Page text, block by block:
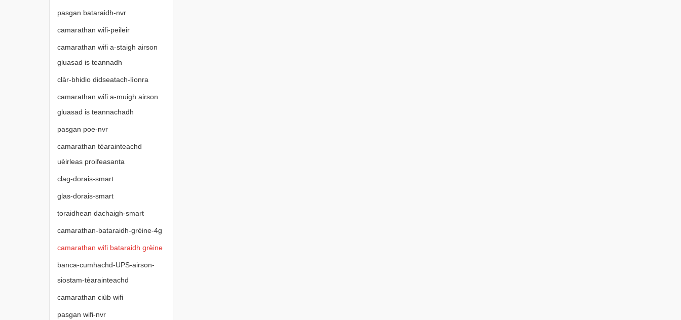
pasgan bataraidh-nvr
camarathan wifi-peileir
camarathan wifi a-staigh airson
gluasad is teannadh
clàr-bhidio didseatach-lìonra
camarathan wifi a-muigh airson
gluasad is teannachadh
pasgan poe-nvr
camarathan tèarainteachd
uèirleas proifeasanta
clag-dorais-smart
glas-dorais-smart
toraidhean dachaigh-smart
camarathan-bataraidh-grèine-4g
camarathan wifi bataraidh grèine
banca-cumhachd-UPS-airson-
siostam-tèarainteachd
camarathan ciùb wifi
pasgan wifi-nvr